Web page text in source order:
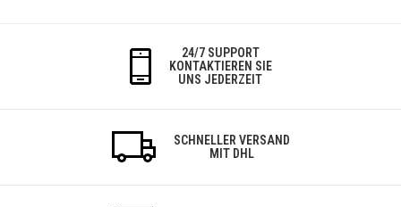
24/7 SUPPORT
KONTAKTIEREN SIE
UNS JEDERZEIT
SCHNELLER VERSAND
MIT DHL